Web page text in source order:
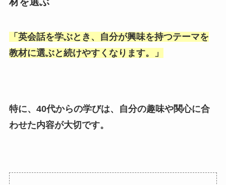
「 英会話を学ぶとき、自分が興味を持つテーマを
教材に選ぶと続けやすくなります。
」
特に、40代からの学びは、自分の趣味や関心に合
わせた内容が大切です。